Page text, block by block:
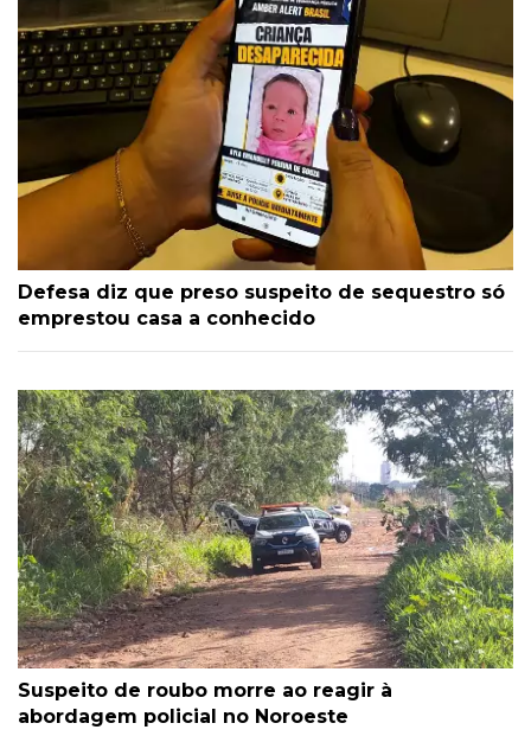
Defesa diz que preso suspeito de sequestro só
emprestou casa a conhecido
Suspeito de roubo morre ao reagir à
abordagem policial no Noroeste